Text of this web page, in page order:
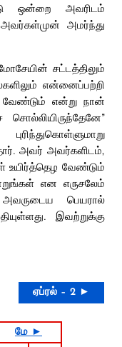
ஒன்றை அவரிடம்
அமர்ந்து
சட்டத்திலும்
என்னைப்பற்றி
வேண்டும் என்று நான்
அவர் அவர்களிடம்,
உயிர்த்தெழ வேண்டும்
என எருசலேம்
பெயரால்
இவற்றுக்கு
ஏப்ரல் – 2 ►
மே ►